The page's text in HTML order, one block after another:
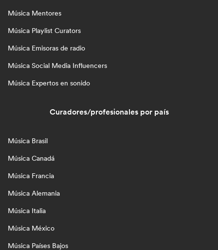
Música Mentores
Música Playlist Curators
Música Emisoras de radio
Música Social Media Influencers
Música Expertos en sonido
Curadores/profesionales por país
Música Brasil
Música Canadá
Música Francia
Música Alemania
Música Italia
Música México
Música Países Bajos